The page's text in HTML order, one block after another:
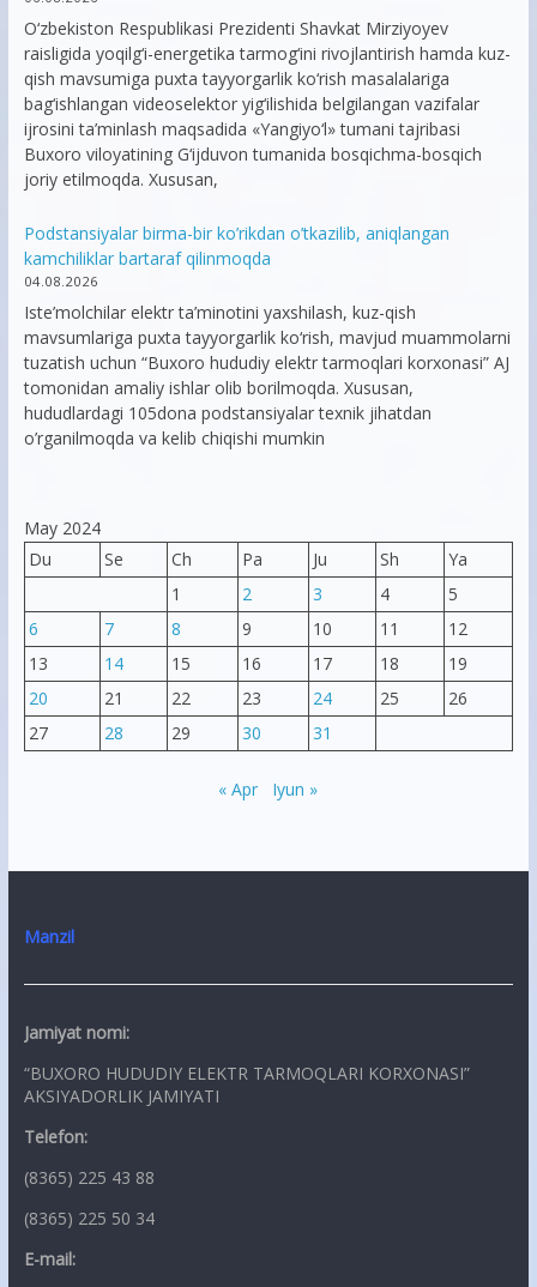
O‘zbekiston Respublikasi Prezidenti Shavkat Mirziyoyev
raisligida yoqilg‘i-energetika tarmog‘ini rivojlantirish hamda kuz-
qish mavsumiga puxta tayyorgarlik ko‘rish masalalariga
bag‘ishlangan videoselektor yig‘ilishida belgilangan vazifalar
ijrosini ta’minlash maqsadida «Yangiyo‘l» tumani tajribasi
Buxoro viloyatining G‘ijduvon tumanida bosqichma-bosqich
joriy etilmoqda. Xususan,
Podstansiyalar birma-bir ko’rikdan o’tkazilib, aniqlangan
kamchiliklar bartaraf qilinmoqda
04.08.2026
Iste’molchilar elektr ta’minotini yaxshilash, kuz-qish
mavsumlariga puxta tayyorgarlik ko‘rish, mavjud muammolarni
tuzatish uchun “Buxoro hududiy elektr tarmoqlari korxonasi” AJ
tomonidan amaliy ishlar olib borilmoqda. Xususan,
hududlardagi 105dona podstansiyalar texnik jihatdan
o’rganilmoqda va kelib chiqishi mumkin
May 2024
Du
Se Ch Pa Ju Sh
Ya
1
2 3 4
5
6
7 8 9 10 11
12
13
14 15 16 17 18
19
20
21 22 23 24 25
26
27
28 29 30 31
« Apr Iyun »
Manzil
Jamiyat nomi:
“BUXORO HUDUDIY ELEKTR TARMOQLARI KORXONASI”
AKSIYADORLIK JAMIYATI
Telefon:
(8365) 225 43 88
(8365) 225 50 34
E-mail: